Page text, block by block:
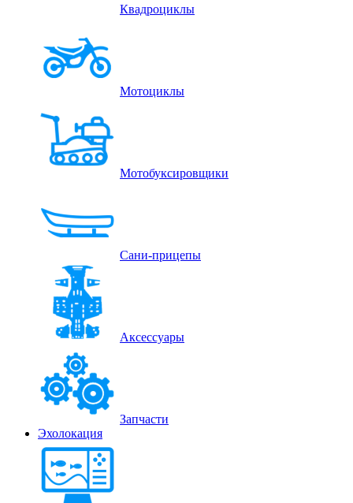
Квадроциклы
Мотоциклы
Мотобуксировщики
Сани-прицепы
Аксессуары
Запчасти
Эхолокация